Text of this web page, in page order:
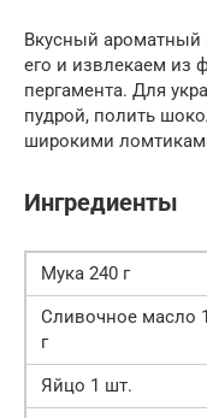
Вкусный ароматный
его и извлекаем из
пергамента. Для
пудрой, полить
широкими
Ингредиенты
Мука 240 г
Сливочное масло
г
Яйцо 1 шт.